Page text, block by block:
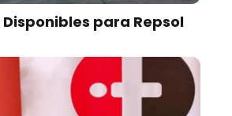
para Repsol